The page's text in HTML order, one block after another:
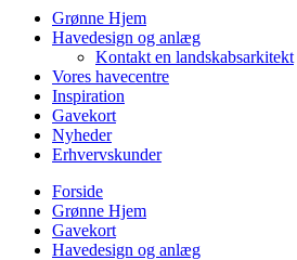
Grønne Hjem
Havedesign og anlæg
Kontakt en landskabsarkitekt
Vores havecentre
Inspiration
Gavekort
Nyheder
Erhvervskunder
Forside
Grønne Hjem
Gavekort
Havedesign og anlæg